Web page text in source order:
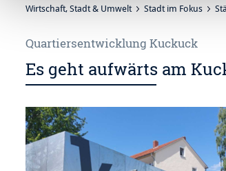
Wirtschaft, Stadt & Umwelt Stadt im Fokus
Quartiersentwicklung Kuckuck
Es geht aufwärts am